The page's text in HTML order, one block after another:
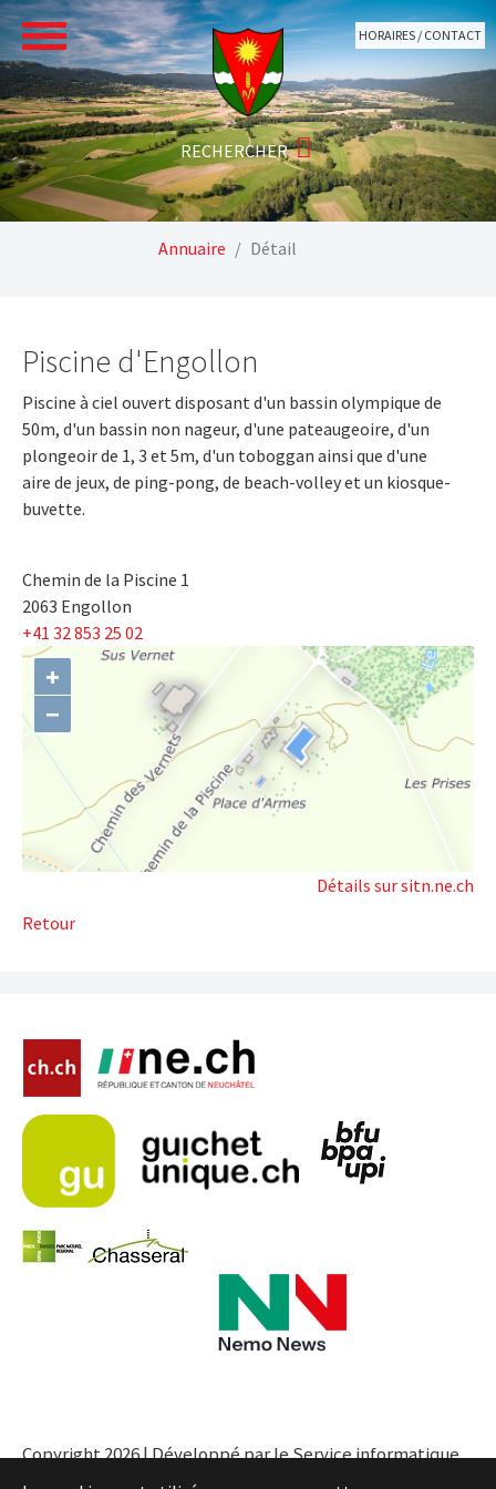
Aller au contenu principal
HORAIRES / CONTACT
Annuaire Détail
Piscine d'Engollon
Piscine à ciel ouvert disposant d'un bassin olympique de
50m, d'un bassin non nageur, d'une pateaugeoire, d'un
plongeoir de 1, 3 et 5m, d'un toboggan ainsi que d'une
aire de jeux, de ping-pong, de beach-volley et un kiosque-
buvette.
Chemin de la Piscine 1
2063 Engollon
+41 32 853 25 02
+
−
Détails sur sitn.ne.ch
Retour
Copyright 2026 | Développé par le Service informatique
de l'Entité neuchâteloise |